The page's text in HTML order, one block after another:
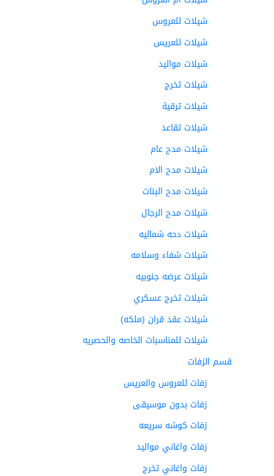
شيلات للعروس
شيلات للعريس
شيلات مواليد
شيلات تخرج
شيلات ترقية
شيلات تقاعد
شيلات مدح عام
شيلات مدح الام
شيلات مدح البنات
شيلات مدح الرجال
شيلات دحه شماليه
شيلات شفاء وسلامه
شيلات عرضه جنوبيه
شيلات تخرج عسكري
شيلات عقد قران (ملكه)
شيلات للمناسبات الخاصه والحصريه
قسم الزفات
زفات للعروس والعريس
زفات بدون موسيقى
زفات كوشه سريعه
زفات واغاني مواليد
زفات واغاني تخرج